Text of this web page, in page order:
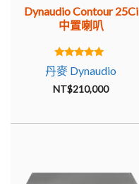
Dynaudio Contour 25Ci
中置喇叭
5.00
out of 5
丹麥 Dynaudio
NT$210,000